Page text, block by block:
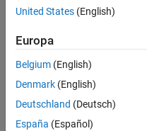
offenen
Stellen,
Ihren
Suchkriterien
entsprechen.
können
die
United States (English)
Europa
Belgium (English)
Denmark (English)
Deutschland (Deutsch)
España (Español)